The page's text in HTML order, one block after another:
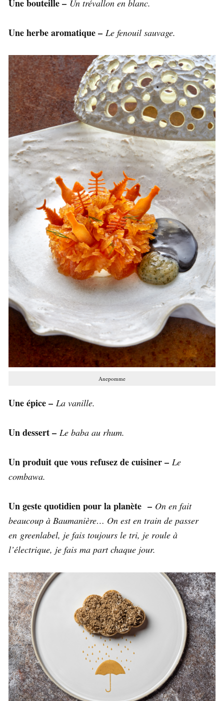
Une bouteille – Un trévallon en blanc.
Une herbe aromatique – Le fenouil sauvage.
Anepomme
Une épice – La vanille.
Un dessert – Le baba au rhum.
Un produit que vous refusez de cuisiner – Le
combawa.
Un geste quotidien pour la planète – On en fait
beaucoup à Baumanière… On est en train de passer
en greenlabel, je fais toujours le tri, je roule à
l’électrique, je fais ma part chaque jour.